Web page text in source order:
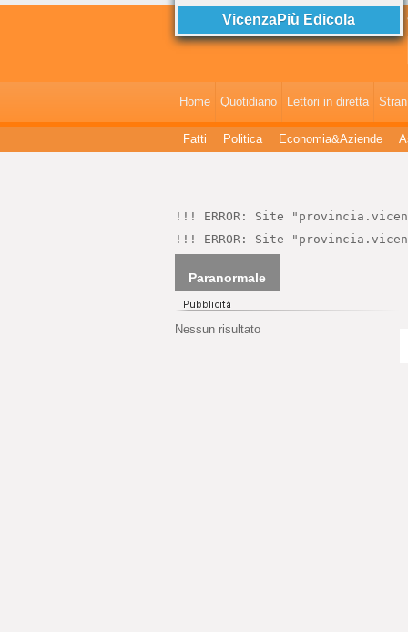
VicenzaPiù Edicola
Home Quotidiano Lettori in diretta
Fatti Politica Economia&Aziende
!!! ERROR: Site
!!! ERROR: Site
Paranormale
Nessun risultato